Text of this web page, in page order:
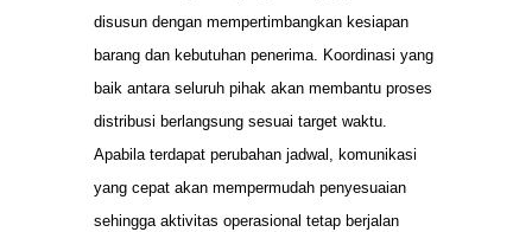
disusun dengan mempertimbangkan kesiapan
barang dan kebutuhan penerima. Koordinasi yang
baik antara seluruh pihak akan membantu proses
distribusi berlangsung sesuai target waktu.
Apabila terdapat perubahan jadwal, komunikasi
yang cepat akan mempermudah penyesuaian
sehingga aktivitas operasional tetap berjalan